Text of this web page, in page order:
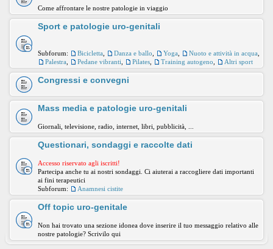
Come affrontare le nostre patologie in viaggio
Sport e patologie uro-genitali
Subforum: Bicicletta Danza e ballo Yoga Nuoto e attività in acqua
Palestra
Pedane vibranti Pilates Training autogeno Altri sport
Congressi e convegni
Mass media e patologie uro-genitali
Giornali, televisione, radio, internet, libri, pubblicità, ...
Questionari, sondaggi e raccolte dati
Accesso riservato agli iscritti!
Partecipa anche tu ai nostri sondaggi. Ci aiuterai a raccogliere dati importanti
ai fini terapeutici
Subforum:
Anamnesi cistite
Off topic uro-genitale
Non hai trovato una sezione idonea dove inserire il tuo messaggio relativo alle
nostre patologie? Scrivilo qui